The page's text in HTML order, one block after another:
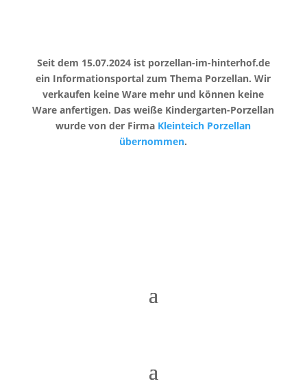
Seit dem 15.07.2024 ist porzellan-im-hinterhof.de
ein Informationsportal zum Thema Porzellan. Wir
verkaufen keine Ware mehr und können keine
Ware anfertigen. Das weiße Kindergarten-Porzellan
wurde von der Firma Kleinteich Porzellan
übernommen.